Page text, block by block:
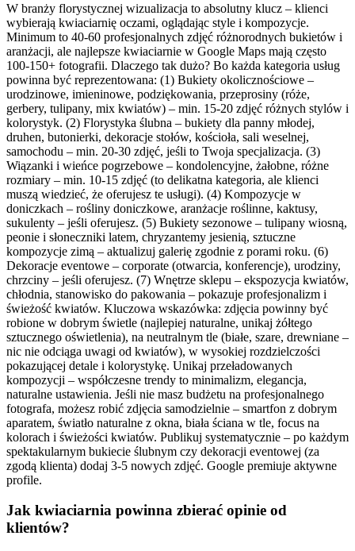
W branży florystycznej wizualizacja to absolutny klucz – klienci
wybierają kwiaciarnię oczami, oglądając style i kompozycje.
Minimum to 40-60 profesjonalnych zdjęć różnorodnych bukietów i
aranżacji, ale najlepsze kwiaciarnie w Google Maps mają często
100-150+ fotografii. Dlaczego tak dużo? Bo każda kategoria usług
powinna być reprezentowana: (1) Bukiety okolicznościowe –
urodzinowe, imieninowe, podziękowania, przeprosiny (róże,
gerbery, tulipany, mix kwiatów) – min. 15-20 zdjęć różnych stylów i
kolorystyk. (2) Florystyka ślubna – bukiety dla panny młodej,
druhen, butonierki, dekoracje stołów, kościoła, sali weselnej,
samochodu – min. 20-30 zdjęć, jeśli to Twoja specjalizacja. (3)
Wiązanki i wieńce pogrzebowe – kondolencyjne, żałobne, różne
rozmiary – min. 10-15 zdjęć (to delikatna kategoria, ale klienci
muszą wiedzieć, że oferujesz te usługi). (4) Kompozycje w
doniczkach – rośliny doniczkowe, aranżacje roślinne, kaktusy,
sukulenty – jeśli oferujesz. (5) Bukiety sezonowe – tulipany wiosną,
peonie i słoneczniki latem, chryzantemy jesienią, sztuczne
kompozycje zimą – aktualizuj galerię zgodnie z porami roku. (6)
Dekoracje eventowe – corporate (otwarcia, konferencje), urodziny,
chrzciny – jeśli oferujesz. (7) Wnętrze sklepu – ekspozycja kwiatów,
chłodnia, stanowisko do pakowania – pokazuje profesjonalizm i
świeżość kwiatów. Kluczowa wskazówka: zdjęcia powinny być
robione w dobrym świetle (najlepiej naturalne, unikaj żółtego
sztucznego oświetlenia), na neutralnym tle (białe, szare, drewniane –
nic nie odciąga uwagi od kwiatów), w wysokiej rozdzielczości
pokazującej detale i kolorystykę. Unikaj przeładowanych
kompozycji – współczesne trendy to minimalizm, elegancja,
naturalne ustawienia. Jeśli nie masz budżetu na profesjonalnego
fotografa, możesz robić zdjęcia samodzielnie – smartfon z dobrym
aparatem, światło naturalne z okna, biała ściana w tle, focus na
kolorach i świeżości kwiatów. Publikuj systematycznie – po każdym
spektakularnym bukiecie ślubnym czy dekoracji eventowej (za
zgodą klienta) dodaj 3-5 nowych zdjęć. Google premiuje aktywne
profile.
Jak kwiaciarnia powinna zbierać opinie od
klientów?